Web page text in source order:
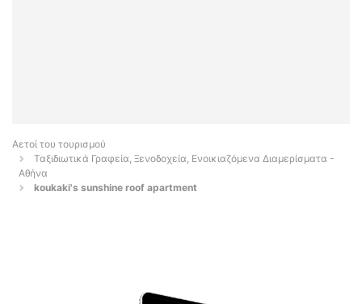
Αετοί του τουρισμού
Ταξιδιωτικά Γραφεία, Ξενοδοχεία, Ενοικιαζόμενα Διαμερίσματα -
Αθήνα
koukaki's sunshine roof apartment